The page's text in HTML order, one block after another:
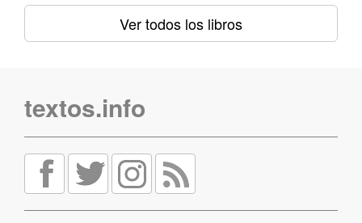
Ver todos los libros
textos.info